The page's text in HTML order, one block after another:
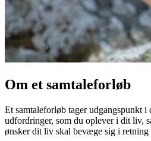
Om et samtaleforløb
Et samtaleforløb tager udgangspunkt i
udfordringer, som du oplever i dit liv,
ønsker dit liv skal bevæge sig i retning